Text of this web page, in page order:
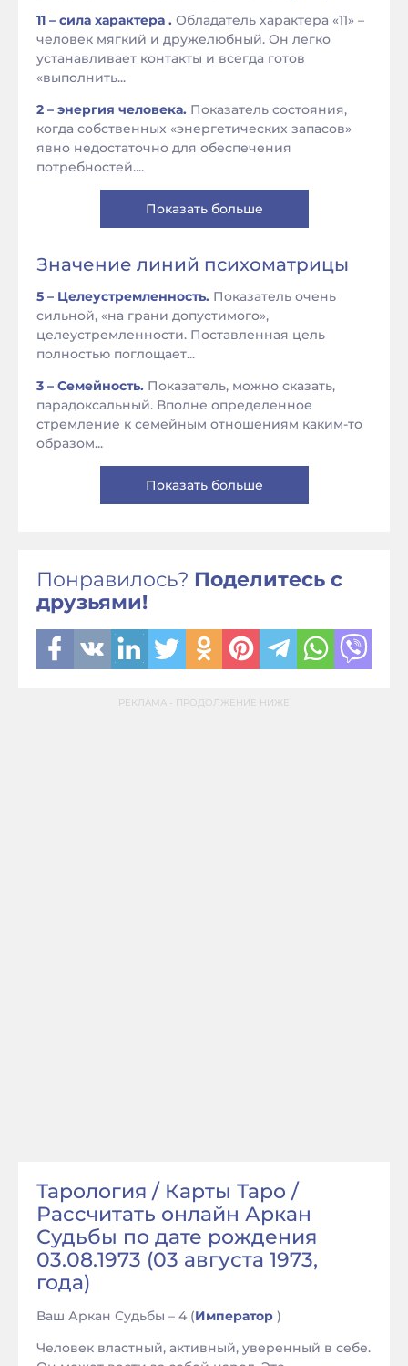
11 – сила характера . Обладатель характера «11» –
человек мягкий и дружелюбный. Он легко
устанавливает контакты и всегда готов
«выполнить...
2 – энергия человека. Показатель состояния,
когда собственных «энергетических запасов»
явно недостаточно для обеспечения
потребностей....
Показать больше
Значение линий психоматрицы
5 – Целеустремленность. Показатель очень
сильной, «на грани допустимого»,
целеустремленности. Поставленная цель
полностью поглощает...
3 – Семейность. Показатель, можно сказать,
парадоксальный. Вполне определенное
стремление к семейным отношениям каким-то
образом...
Показать больше
Понравилось? Поделитесь с
друзьями!
РЕКЛАМА - ПРОДОЛЖЕНИЕ НИЖЕ
Тарология / Карты Таро /
Рассчитать онлайн Аркан
Судьбы по дате рождения
03.08.1973 (03 августа 1973,
года)
Ваш Аркан Судьбы – 4 (Император )
Человек властный, активный, уверенный в себе.